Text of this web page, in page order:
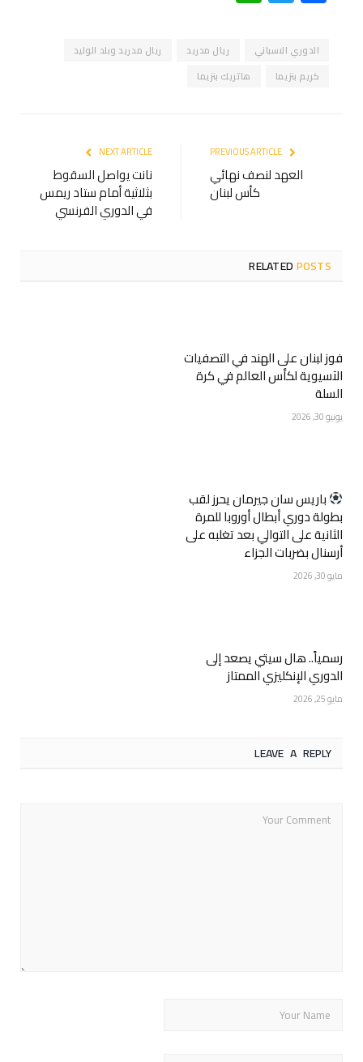
الدوري الاسباني ريال مدريد
ريال مدريد وبلد الوليد
كريم بنزيما
هاتريك بنزيما
العهد لنصف نهائي
كأس لبنان
NEXT ARTICLE
نانت يواصل السقوط
بثلاثية أمام ستاد ريمس
في الدوري الفرنسي
RELATEDPOSTS
فوز لبنان على الهند في التصفيات
الآسيوية لكأس العالم في كرة
السلة
يونيو 30, 2026
‏باريس سان جيرمان يحرز لقب
بطولة دوري أبطال أوروبا للمرة
الثانية على التوالي بعد تغلبه على
أرسنال بضربات الجزاء
مايو 30, 2026
رسمياً.. هال سيتي يصعد إلى
الدوري الإنكليزي الممتاز
مايو 25, 2026
LEAVE A REPLY